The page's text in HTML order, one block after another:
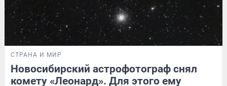
СТРАНА И МИР
Новосибирский астрофотограф снял
комету «Леонард». Для этого ему